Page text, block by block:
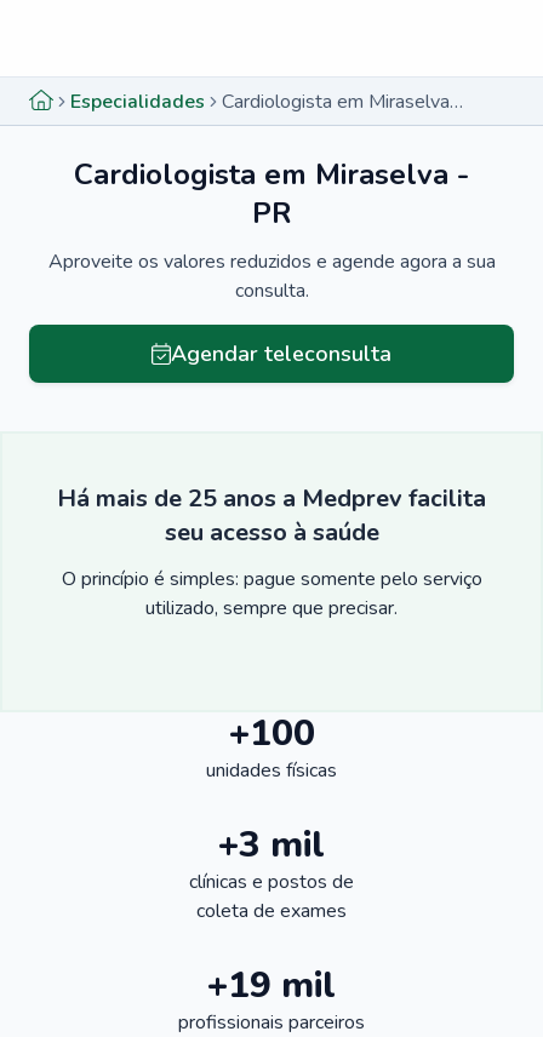
Especialidades Cardiologista em Miraselva - PR
Cardiologista em Miraselva -
PR
Aproveite os valores reduzidos e agende agora a sua
consulta.
Agendar teleconsulta
Há mais de 25 anos a Medprev facilita
seu acesso à saúde
O princípio é simples: pague somente pelo serviço
utilizado, sempre que precisar.
+100
unidades físicas
+3 mil
clínicas e postos de
coleta de exames
+19 mil
profissionais parceiros